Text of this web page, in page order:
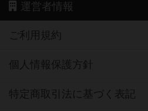
運営者情報
ご利用規約
個人情報保護方針
特定商取引法に基づく表記